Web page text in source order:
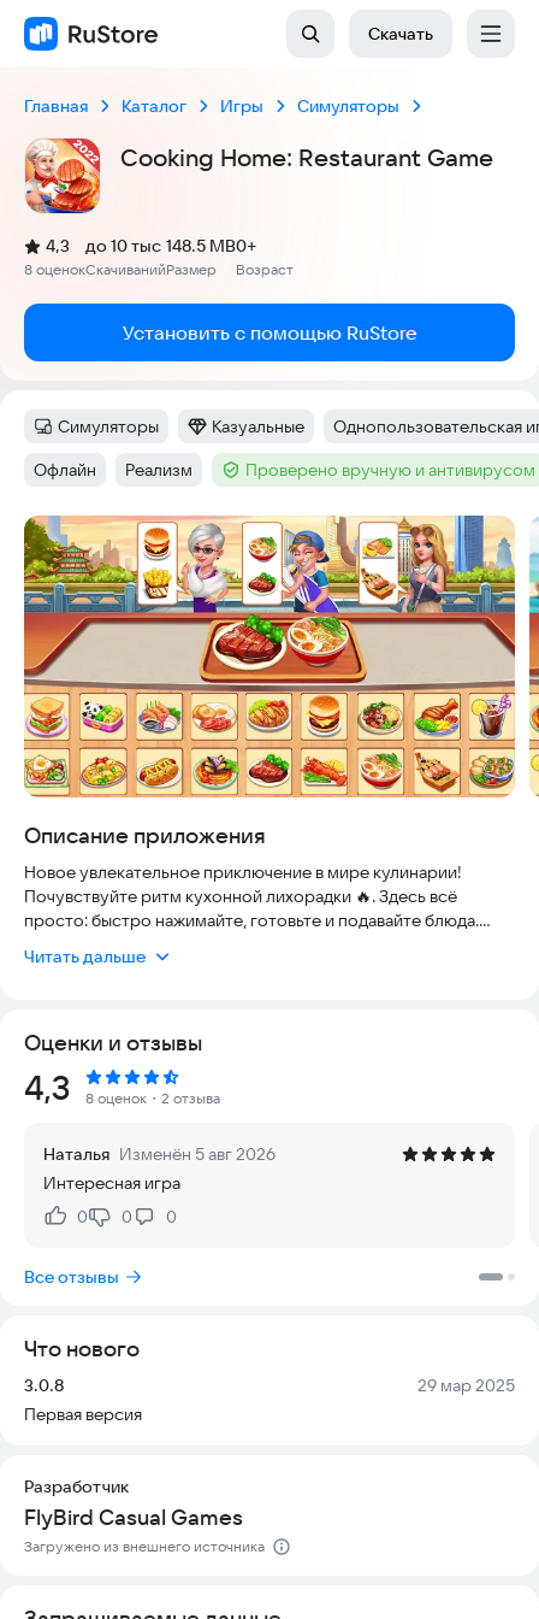
Скачать
Главная Каталог Игры Симуляторы
Cooking Home: Restaurant Game
Рейтинг:
4,3
(
8 оценок
)
Скачиваний
до 10 тыс
Размер
148.5 MB
Возраст
0+
Установить с помощью RuStore
Категория:
Симуляторы Категория:
Казуальные Тег:
Однопользовательская
Тег:
Офлайн Тег:
Реализм Тег :Проверено вручную и антивирусом
Скриншоты
Описание приложения
Новое увлекательное приключение в мире кулинарии!
Почувствуйте ритм кухонной лихорадки 🔥. Здесь всё
просто: быстро нажимайте, готовьте и подавайте блюда.
настоящим шеф-поваром и создавайте вкуснейшие
Город полностью в ваших руках! От бассейнов и фонтанов ⛲
до скамеек и статуй 🗽, от газетных киосков 🏪 до заведений
общепита — вы можете сделать здания уникальными с
помощью 🎍 украшений и индивидуальных настроек. Но для
всех уголков планеты приедут, чтобы попробовать ваши
кулинарные шедевры.
Множество уровней игры поможет вам стать настоящим
- Жарьте, запекайте, варите, тушите на пару и готовьте на
вина ☕️🍹
- Приготовьте гостям завтрак, обед, ужин и десерт!
- Пеките пончики и печенье, жарьте сочные гамбургеры и
вкуснейшие стейки!
В этой бесплатной игре, созданной опытными
специалистами, вас ждут:
Читать дальше
Оценки и отзывы
Рейтинг:
4,3 8 оценок ・2 отзыва
Наталья Изменён 5 авг 2026
Интересная игра
Нравится:
0Не нравится:
0 0
Все отзывы
Что нового
Версия:
3.0.8 Дата:
29 мар 2025
Первая версия
Разработчик
FlyBird Casual Games
Загружено из внешнего источника